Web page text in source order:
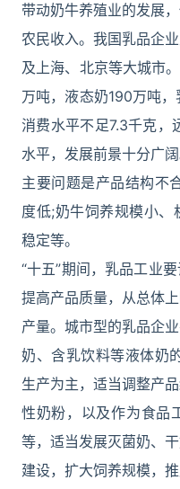
带动奶牛养殖业的发展
农民收入。我国乳品企
及上海、北京等大城市
万吨，液态奶190万吨
消费水平不足7.3千克，
水平，发展前景十分广
主要问题是产品结构不
度低;奶牛饲养规模小、
稳定等。
“十五”期间，乳品工业
提高产品质量，从总体
产量。城市型的乳品企
奶、含乳饮料等液体奶
生产为主，适当调整产
性奶粉，以及作为食品
等，适当发展灭菌奶、
建设，扩大饲养规模，